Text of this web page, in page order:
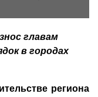
главам
в городах
региона